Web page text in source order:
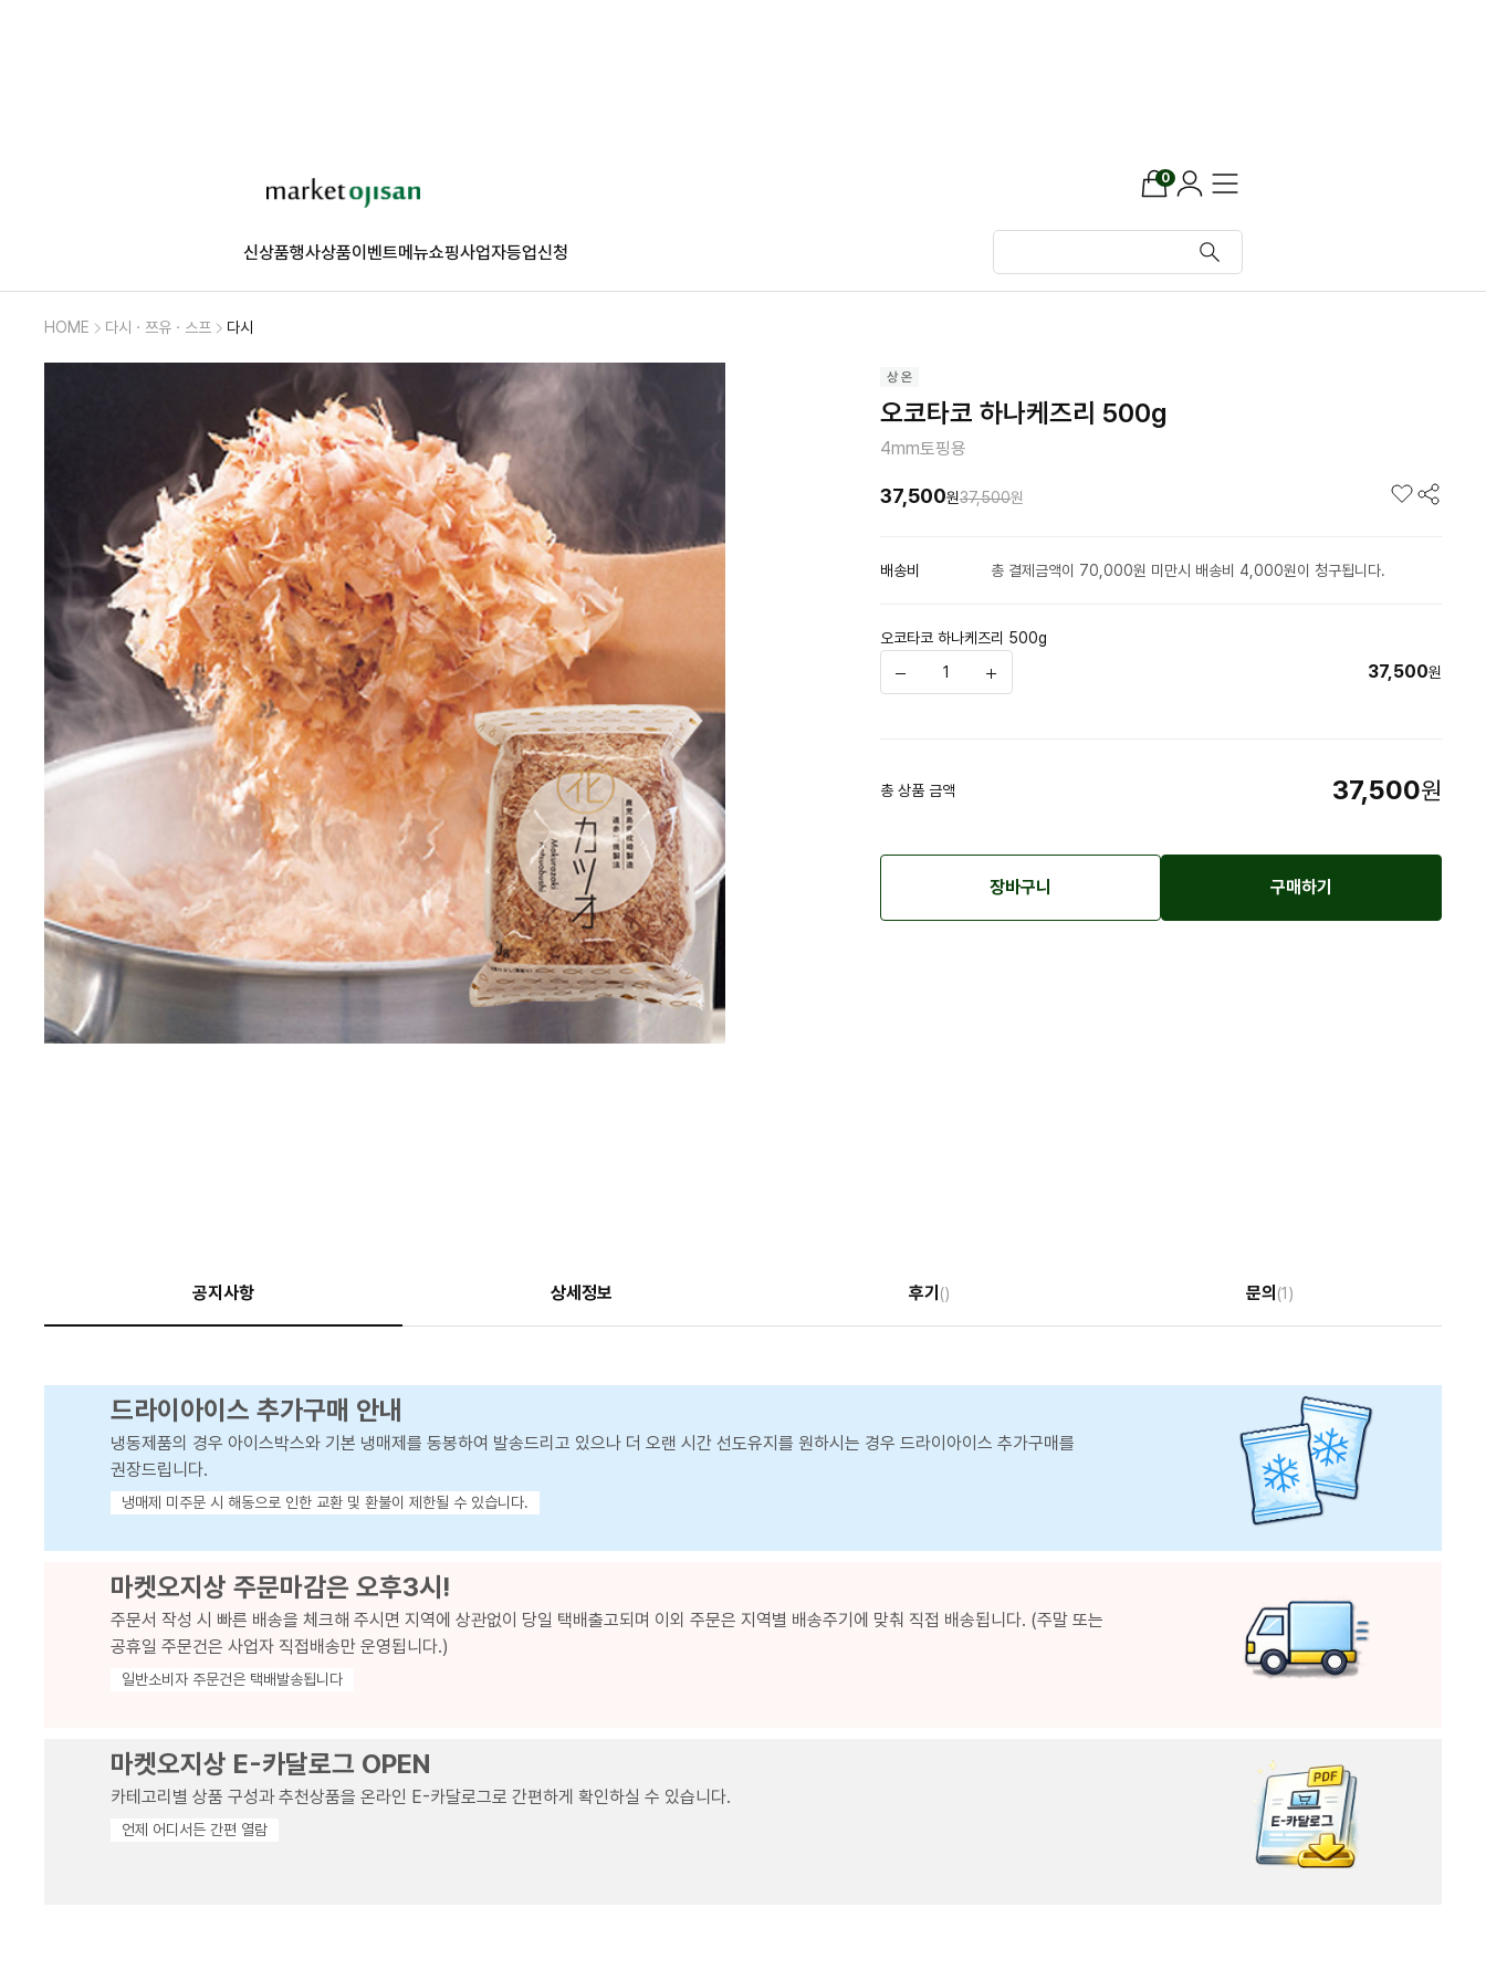
0
신상품행사상품이벤트메뉴쇼핑사업자등업신청
HOME 다시ㆍ쯔유ㆍ스프 다시
오코타코 하나케즈리 500g
4mm토핑용
37,500원37,500원
배송비 총 결제금액이 70,000원 미만시 배송비 4,000원이 청구됩니다.
오코타코 하나케즈리 500g
37,500원
총 상품 금액 37,500원
장바구니 구매하기
공지사항 상세정보 후기 () 문의 (1)
드라이아이스 추가구매 안내
냉동제품의 경우 아이스박스와 기본 냉매제를 동봉하여 발송드리고 있으나 더 오랜 시간 선도유지를 원하시는 경우 드라이아이스 추가구매를
권장드립니다.
냉매제 미주문 시 해동으로 인한 교환 및 환불이 제한될 수 있습니다.
마켓오지상 주문마감은 오후3시!
주문서 작성 시 빠른 배송을 체크해 주시면 지역에 상관없이 당일 택배출고되며 이외 주문은 지역별 배송주기에 맞춰 직접 배송됩니다. (주말 또는
공휴일 주문건은 사업자 직접배송만 운영됩니다.)
일반소비자 주문건은 택배발송됩니다
마켓오지상 E-카달로그 OPEN
카테고리별 상품 구성과 추천상품을 온라인 E-카달로그로 간편하게 확인하실 수 있습니다.
언제 어디서든 간편 열람